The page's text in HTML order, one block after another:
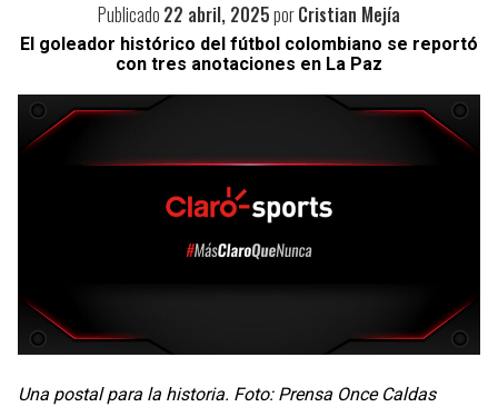
Publicado 22 abril, 2025porCristian Mejía
El goleador histórico del fútbol colombiano se reportó
con tres anotaciones en La Paz
Una postal para la historia. Foto: Prensa Once Caldas